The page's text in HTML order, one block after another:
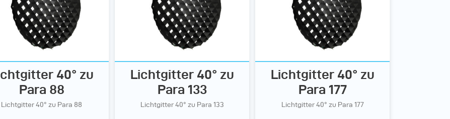
40° zu
Para 88
Lichtgitter 40° zu Para 88
Lichtgitter 40° zu
Para 133
Lichtgitter 40° zu Para 133
Lichtgitter 40° zu
Para 177
Lichtgitter 40° zu Para 177